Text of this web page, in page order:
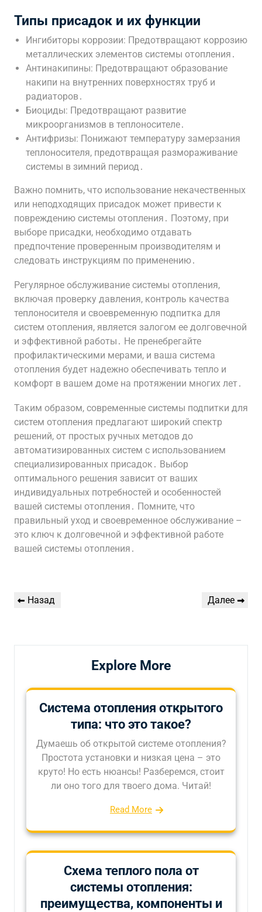
Типы присадок и их функции
Ингибиторы коррозии: Предотвращают коррозию
металлических элементов системы отопления․
Антинакипины: Предотвращают образование
накипи на внутренних поверхностях труб и
радиаторов․
Биоциды: Предотвращают развитие
микроорганизмов в теплоносителе․
Антифризы: Понижают температуру замерзания
теплоносителя, предотвращая размораживание
системы в зимний период․
Важно помнить, что использование некачественных
или неподходящих присадок может привести к
повреждению системы отопления․ Поэтому, при
выборе присадки, необходимо отдавать
предпочтение проверенным производителям и
следовать инструкциям по применению․
Регулярное обслуживание системы отопления,
включая проверку давления, контроль качества
теплоносителя и своевременную подпитка для
систем отопления, является залогом ее долговечной
и эффективной работы․ Не пренебрегайте
профилактическими мерами, и ваша система
отопления будет надежно обеспечивать тепло и
комфорт в вашем доме на протяжении многих лет․
Таким образом, современные системы подпитки для
систем отопления предлагают широкий спектр
решений, от простых ручных методов до
автоматизированных систем с использованием
специализированных присадок․ Выбор
оптимального решения зависит от ваших
индивидуальных потребностей и особенностей
вашей системы отопления․ Помните, что
правильный уход и своевременное обслуживание –
это ключ к долговечной и эффективной работе
вашей системы отопления․
Навигация
Предыдущая
Назад
Следующая
Далее
Explore More
Система отопления открытого
типа: что это такое?
Думаешь об открытой системе отопления?
Простота установки и низкая цена – это
круто! Но есть нюансы! Разберемся, стоит
ли оно того для твоего дома. Читай!
Read More
Схема теплого пола от
системы отопления:
преимущества, компоненты и